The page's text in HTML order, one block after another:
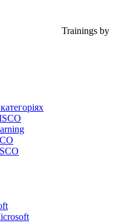
Trainings by